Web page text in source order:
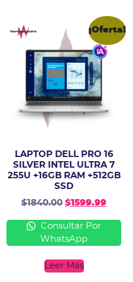
¡Oferta!
LAPTOP DELL PRO 16
SILVER INTEL ULTRA 7
255U +16GB RAM +512GB
SSD
$1840.00 $1599.99
Consultar Por
WhatsApp
Leer Más